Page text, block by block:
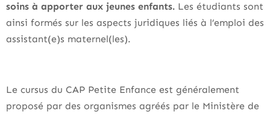
soins à apporter aux jeunes enfants. Les étudiants sont
ainsi formés sur les aspects juridiques liés à l’emploi des
assistant(e)s maternel(les).
Le cursus du CAP Petite Enfance est généralement
proposé par des organismes agréés par le Ministère de